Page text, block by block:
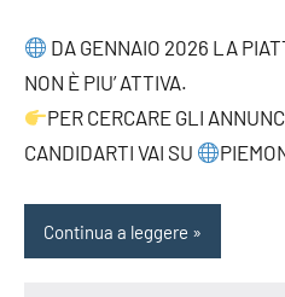
DA GENNAIO 2026 LA
NON È PIU’ ATTIVA.
PER CERCARE GLI
CANDIDARTI VAI SU
Continua a leggere